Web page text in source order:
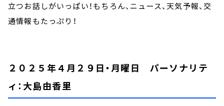
立つお話しがいっぱい！もちろん、ニュース、天気予報、交
通情報もたっぷり！
２０２５年４月２９日・月曜日 パーソナリテ
ィ：大島由香里